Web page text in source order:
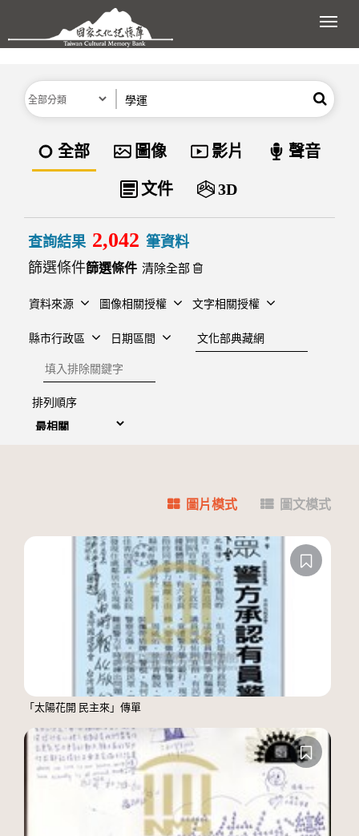
跳到主要內容區塊
展
分類 搜尋
資料類型
全部 圖像 影片 聲音
文件 3D
查詢結果 2,042 筆資料
篩選條件
清除全部
資料來源 圖像相關授權 文字相關授權
縣市行政區 日期區間
建檔單位
排除關鍵字
排列順序
圖片模式 圖文模式
「太陽花開 民主來」傳單